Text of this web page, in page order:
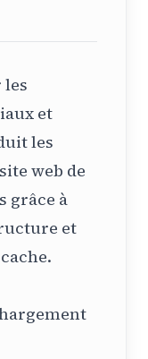
et
les
web de
grâce à
et